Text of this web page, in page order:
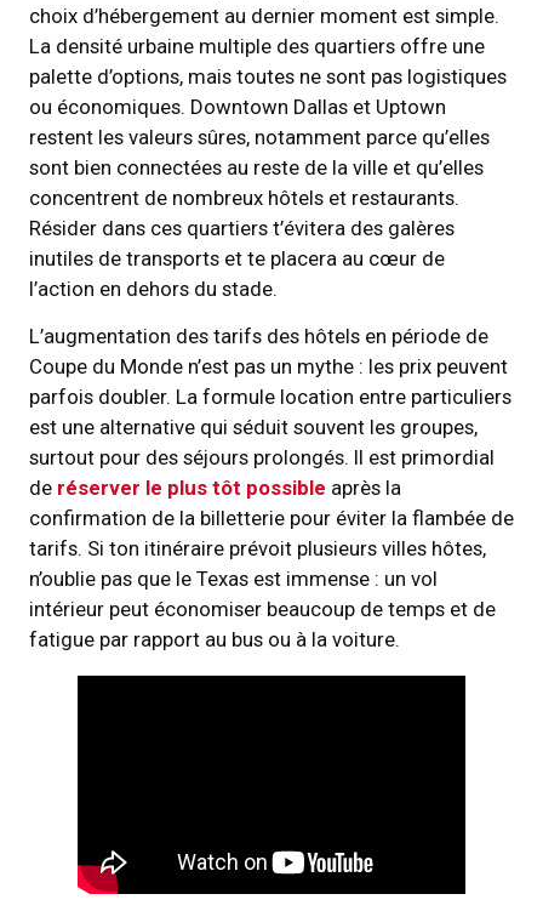
choix d’hébergement au dernier moment est simple.
La densité urbaine multiple des quartiers offre une
palette d’options, mais toutes ne sont pas logistiques
ou économiques. Downtown Dallas et Uptown
restent les valeurs sûres, notamment parce qu’elles
sont bien connectées au reste de la ville et qu’elles
concentrent de nombreux hôtels et restaurants.
Résider dans ces quartiers t’évitera des galères
inutiles de transports et te placera au cœur de
l’action en dehors du stade.
L’augmentation des tarifs des hôtels en période de
Coupe du Monde n’est pas un mythe : les prix peuvent
parfois doubler. La formule location entre particuliers
est une alternative qui séduit souvent les groupes,
surtout pour des séjours prolongés. Il est primordial
de réserver le plus tôt possible après la
confirmation de la billetterie pour éviter la flambée de
tarifs. Si ton itinéraire prévoit plusieurs villes hôtes,
n’oublie pas que le Texas est immense : un vol
intérieur peut économiser beaucoup de temps et de
fatigue par rapport au bus ou à la voiture.